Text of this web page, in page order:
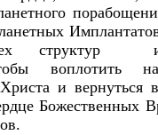
структур
воплотить
и вернуться
Божественных